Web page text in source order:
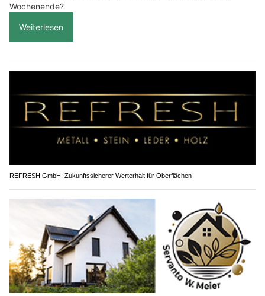
Wochenende?
Weiterlesen
REFRESH GmbH: Zukunftssicherer Werterhalt für Oberflächen